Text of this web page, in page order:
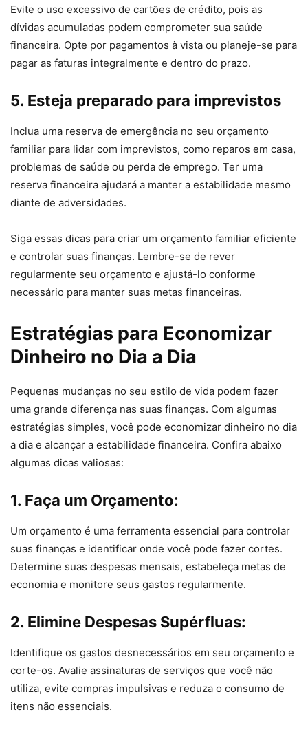
Evite o uso excessivo de cartões de crédito, pois as
dívidas acumuladas podem comprometer sua saúde
financeira. Opte por pagamentos à vista ou planeje-se para
pagar as faturas integralmente e dentro do prazo.
5. Esteja preparado para imprevistos
Inclua uma reserva de emergência no seu orçamento
familiar para lidar com imprevistos, como reparos em casa,
problemas de saúde ou perda de emprego. Ter uma
reserva financeira ajudará a manter a estabilidade mesmo
diante de adversidades.
Siga essas dicas para criar um orçamento familiar eficiente
e controlar suas finanças. Lembre-se de rever
regularmente seu orçamento e ajustá-lo conforme
necessário para manter suas metas financeiras.
Estratégias para Economizar
Dinheiro no Dia a Dia
Pequenas mudanças no seu estilo de vida podem fazer
uma grande diferença nas suas finanças. Com algumas
estratégias simples, você pode economizar dinheiro no dia
a dia e alcançar a estabilidade financeira. Confira abaixo
algumas dicas valiosas:
1. Faça um Orçamento:
Um orçamento é uma ferramenta essencial para controlar
suas finanças e identificar onde você pode fazer cortes.
Determine suas despesas mensais, estabeleça metas de
economia e monitore seus gastos regularmente.
2. Elimine Despesas Supérfluas:
Identifique os gastos desnecessários em seu orçamento e
corte-os. Avalie assinaturas de serviços que você não
utiliza, evite compras impulsivas e reduza o consumo de
itens não essenciais.